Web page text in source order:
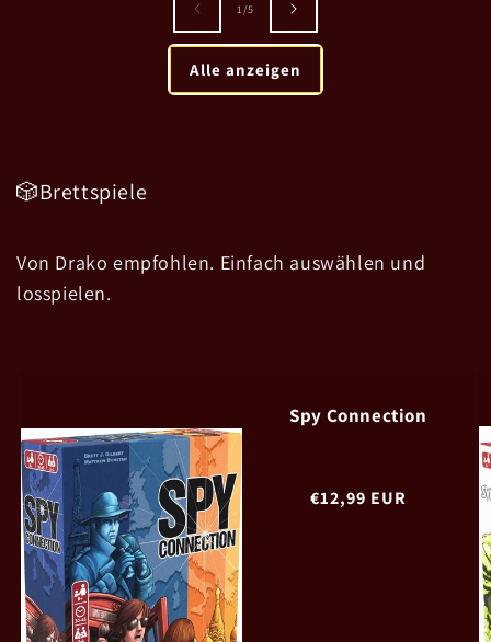
1/von
5
Alle anzeigen
🎲Brettspiele
Von Drako empfohlen. Einfach auswählen und
losspielen.
Spy Connection
Normaler
€12,99 EUR